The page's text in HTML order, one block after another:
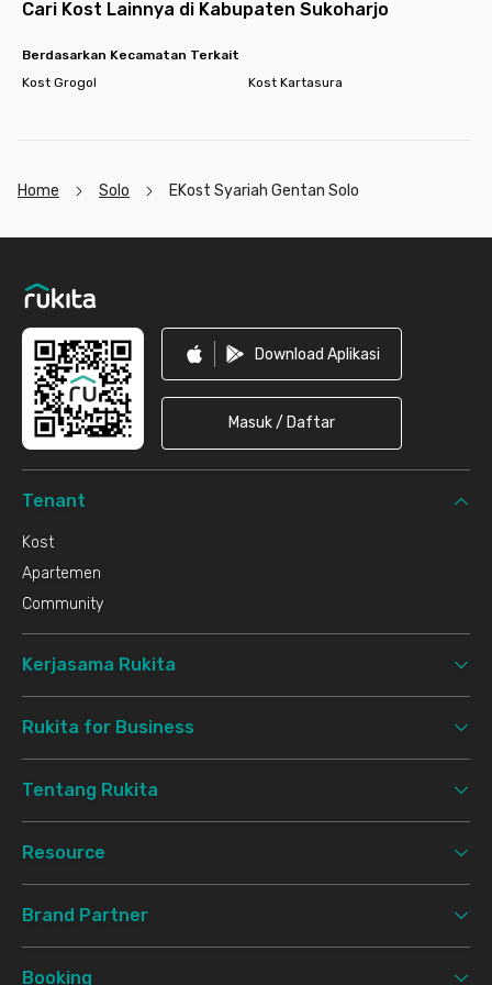
Cari Kost Lainnya di Kabupaten Sukoharjo
Berdasarkan Kecamatan Terkait
Kost Grogol
Kost Kartasura
Home Solo EKost Syariah Gentan Solo
Download Aplikasi
Masuk / Daftar
Tenant
Kost
Apartemen
Community
Kerjasama Rukita
Rukita for Business
Tentang Rukita
Resource
Brand Partner
Booking